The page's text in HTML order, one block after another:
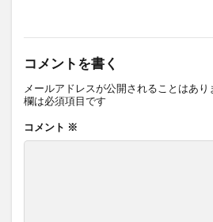
コメントを書く
メールアドレスが公開されることはあり
欄は必須項目です
コメント ※